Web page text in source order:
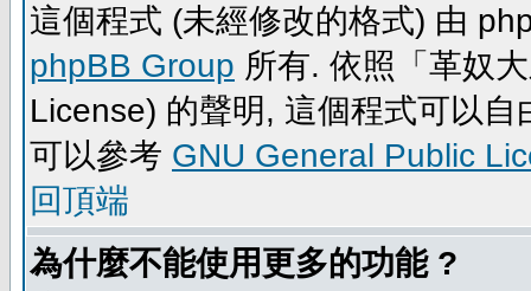
這個程式 (未經修改的格式) 由
phpBB Group 所有. 依照「革奴
License) 的聲明, 這個程式可以
可以參考 GNU General Public
回頂端
為什麼不能使用更多的功能 ?